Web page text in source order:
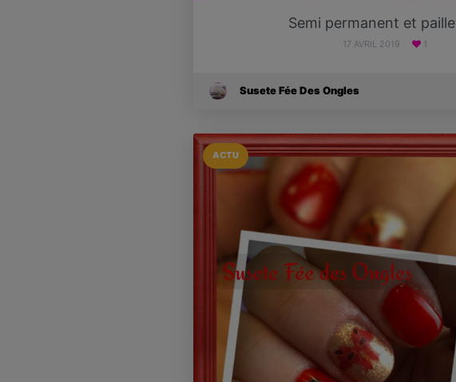
Semi permanent et
17 AVRIL 2019 1
Susete Fée Des Ongles
ACTU